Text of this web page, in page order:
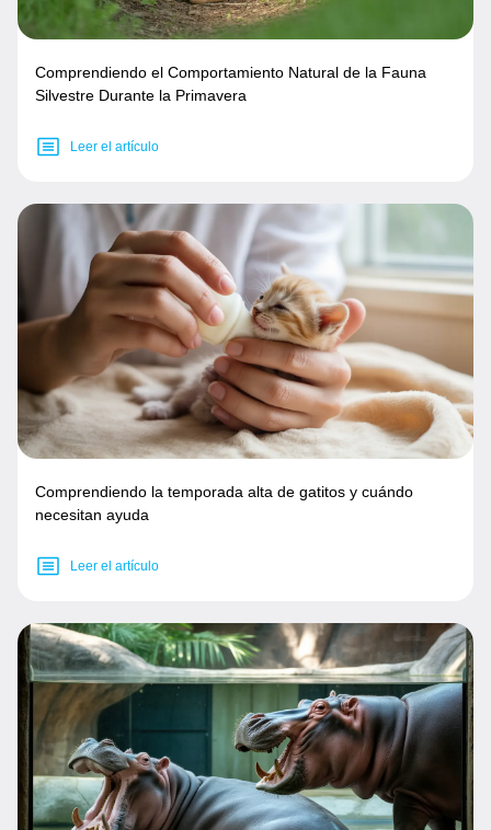
Comprendiendo el Comportamiento Natural de la Fauna
Silvestre Durante la Primavera
Leer el artículo
Comprendiendo la temporada alta de gatitos y cuándo
necesitan ayuda
Leer el artículo